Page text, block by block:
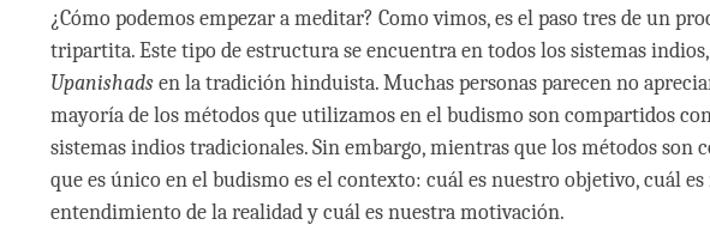
¿Cómo podemos empezar a meditar? Como vimos, es el paso tres de un
tripartita. Este tipo de estructura se encuentra en todos los sistemas
Upanishadsen la tradición hinduista. Muchas personas parecen no
mayoría de los métodos que utilizamos en el budismo son compartidos
sistemas indios tradicionales. Sin embargo, mientras que los métodos son
que es único en el budismo es el contexto: cuál es nuestro objetivo, cuál
entendimiento de la realidad y cuál es nuestra motivación.